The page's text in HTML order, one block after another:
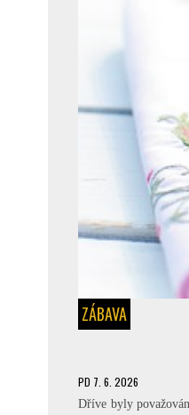
ZÁBAVA
PD 7. 6. 2026
Dříve byly